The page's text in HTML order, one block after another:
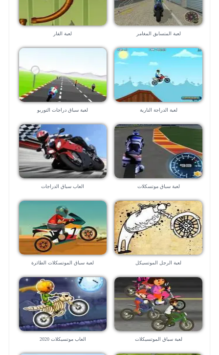
لعبة المتسابق المغامر لعبة الفار
لعبة الدراجة النارية لعبة سباق دراجات التوربو
لعبة سباق موتسكلات العاب سباق الدراجات
لعبة الرجل الموتسيكل لعبة سباق الموتسكلات الطائرة
لعبة سباق الموتسيكلات العاب موتسيكلات 2020